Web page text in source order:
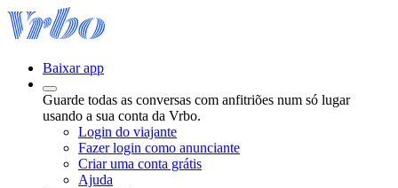
Baixar app
Guarde todas as conversas com anfitriões num só lugar
usando a sua conta da Vrbo.
Login do viajante
Fazer login como anunciante
Criar uma conta grátis
Ajuda